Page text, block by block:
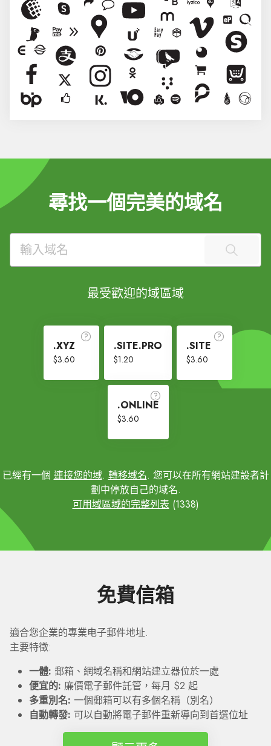
尋找一個完美的域名
最受歡迎的域區域
.XYZ
$3.60
.SITE.PRO
$1.20
.SITE
$3.60
.ONLINE
$3.60
已經有一個 連接您的域. 轉移域名. 您可以在所有網站建設者計
劃中停放自己的域名.
可用域區域的完整列表(1338)
免費信箱
適合您企業的專業电子郵件地址.
主要特徵:
一體: 郵箱、網域名稱和網站建立器位於一處
便宜的: 廉價電子郵件託管，每月 $2 起
多重別名: 一個郵箱可以有多個名稱（別名）
自動轉發: 可以自動將電子郵件重新導向到首選位址